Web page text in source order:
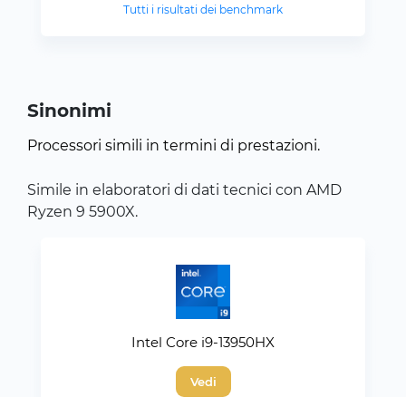
Tutti i risultati dei benchmark
Sinonimi
Processori simili in termini di prestazioni.
Simile in elaboratori di dati tecnici con AMD
Ryzen 9 5900X.
Intel Core i9-13950HX
Vedi